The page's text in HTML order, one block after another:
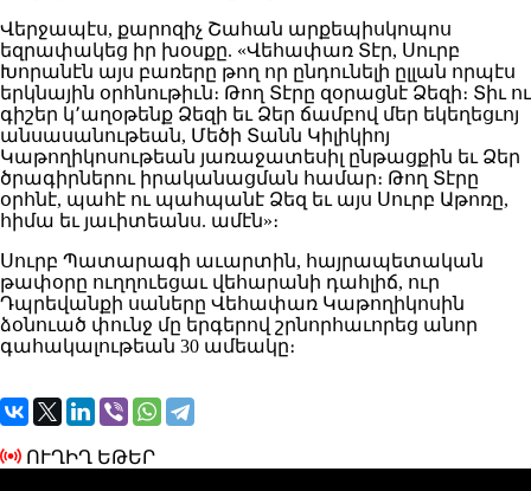
Վերջապէս, քարոզիչ Շահան արքեպիսկոպոս
եզրափակեց իր խօսքը. «Վեհափառ Տէր, Սուրբ
Խորանէն այս բառերը թող որ ընդունելի ըլլան որպէս
երկնային օրհնութիւն։ Թող Տէրը զօրացնէ Ձեզի։ Տիւ ու
գիշեր կ՚աղօթենք Ձեզի եւ Ձեր ճամբով մեր եկեղեցւոյ
անսասանութեան, Մեծի Տանն Կիլիկիոյ
Կաթողիկոսութեան յառաջատեսիլ ընթացքին եւ Ձեր
ծրագիրներու իրականացման համար։ Թող Տէրը
օրհնէ, պահէ ու պահպանէ Ձեզ եւ այս Սուրբ Աթոռը,
հիմա եւ յաւիտեանս. ամէն»։
Սուրբ Պատարագի աւարտին, հայրապետական
թափօրը ուղղուեցաւ վեհարանի դահլիճ, ուր
Դպրեվանքի սաները Վեհափառ Կաթողիկոսին
ձօնուած փունջ մը երգերով շրնորհաւորեց անոր
գահակալութեան 30 ամեակը։
ՈՒՂԻՂ ԵԹԵՐ